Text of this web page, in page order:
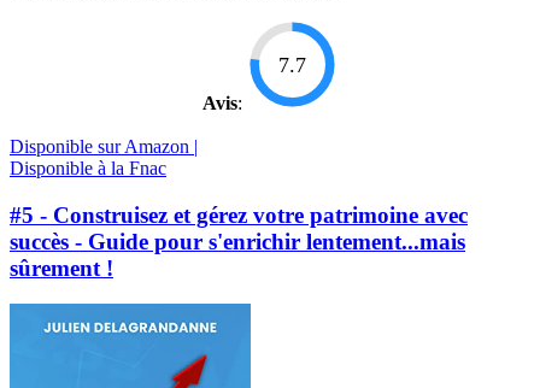
Avis:
7.7
Disponible sur Amazon |
Disponible à la Fnac
#5 - Construisez et gérez votre patrimoine avec
succès - Guide pour s'enrichir lentement...mais
sûrement !